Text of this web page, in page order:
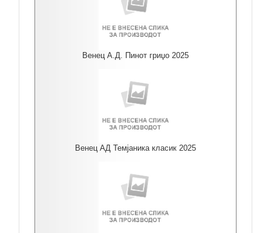
Венец А.Д. Пинот гриџо 2025
Венец АД Темјаника класик 2025